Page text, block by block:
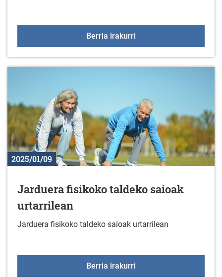
Berria irakurri
2025/01/09
Jarduera fisikoko taldeko saioak
urtarrilean
Jarduera fisikoko taldeko saioak urtarrilean
Berria irakurri